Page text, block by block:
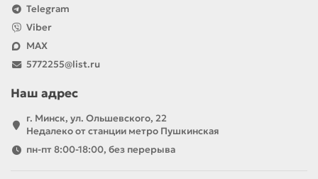
Telegram
Viber
MAX
5772255@list.ru
Наш адрес
г. Минск, ул. Ольшевского, 22
Недалеко от станции метро Пушкинская
пн-пт 8:00-18:00, без перерыва